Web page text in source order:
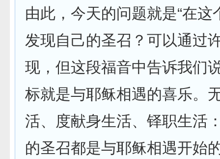
由此，今天的问题就是“在这
发现自己的圣召？可以通过
现，但这段福音中告诉我们
标就是与耶稣相遇的喜乐。
活、度献身生活、铎职生活
的圣召都是与耶稣相遇开始